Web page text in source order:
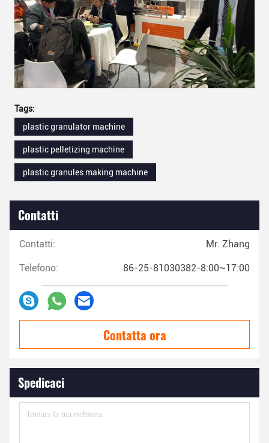
Tags:
plastic granulator machine
plastic pelletizing machine
plastic granules making machine
Contatti
Contatti: Mr. Zhang
Telefono: 86-25-81030382-8:00~17:00
Contatta ora
Spedicaci